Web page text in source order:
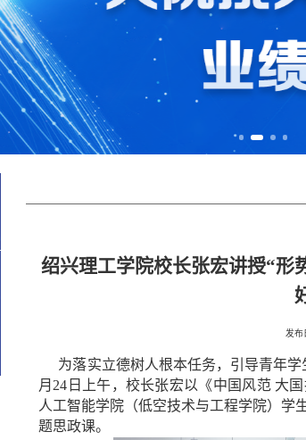
绍兴理工学院校长张宏讲授“形
发布
为落实立德树人根本任务，引导青年
月24日上午，校长张宏以《中国风范 大
人工智能学院（低空技术与工程学院）学
题思政课。